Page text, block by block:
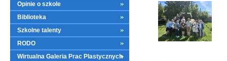
Opinie o szkole
Biblioteka
Szkolne talenty
RODO
Wirtualna Galeria Prac Plastycznych